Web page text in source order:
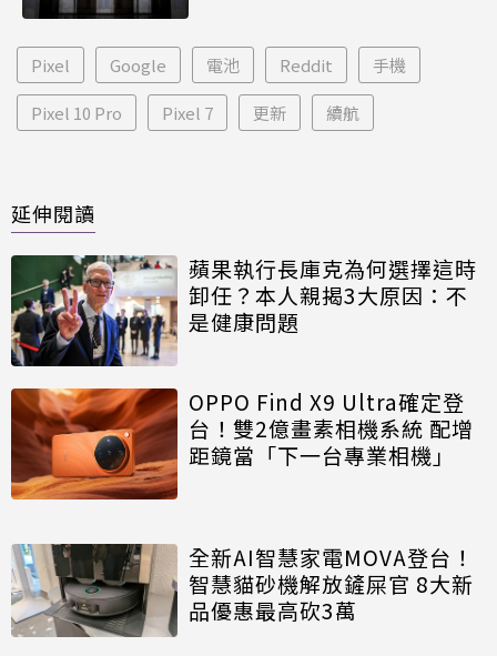
Pixel Google 電池 Reddit 手機
Pixel 10 Pro Pixel 7 更新 續航
延伸閱讀
蘋果執行長庫克為何選擇這時
卸任？本人親揭3大原因：不
是健康問題
OPPO Find X9 Ultra確定登
台！雙2億畫素相機系統 配增
距鏡當「下一台專業相機」
全新AI智慧家電MOVA登台！
智慧貓砂機解放鏟屎官 8大新
品優惠最高砍3萬